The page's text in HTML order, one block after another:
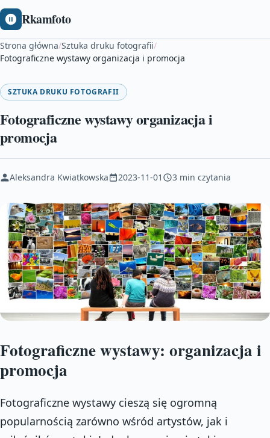
Rkamfoto
Strona główna/Sztuka druku fotografii/
Fotograficzne wystawy organizacja i promocja
SZTUKA DRUKU FOTOGRAFII
Fotograficzne wystawy organizacja i
promocja
Aleksandra Kwiatkowska 2023-11-01 3 min czytania
Fotograficzne wystawy: organizacja i
promocja
Fotograficzne wystawy cieszą się ogromną
popularnością zarówno wśród artystów, jak i